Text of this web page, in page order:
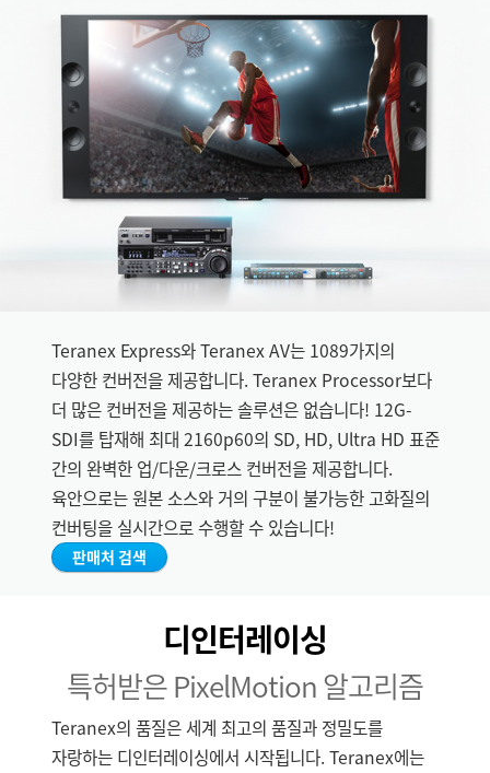
Denmark
Finland
France
Germany
Hong Kong SAR, China
Italy
Japan
Korea
Mexico
Malaysia
Norway
Poland
Teranex Express와 Teranex AV는 1089가지의
다양한 컨버전을 제공합니다. Teranex Processor보다
더 많은 컨버전을 제공하는 솔루션은 없습니다! 12G-
SDI를 탑재해 최대 2160p60의 SD, HD, Ultra HD 표준
간의 완벽한 업/다운/크로스 컨버전을 제공합니다.
육안으로는 원본 소스와 거의 구분이 불가능한 고화질의
컨버팅을 실시간으로 수행할 수 있습니다!
판매처 검색
디인터레이싱
특허받은 PixelMotion 알고리즘
Teranex의 품질은 세계 최고의 품질과 정밀도를
자랑하는 디인터레이싱에서 시작됩니다. Teranex에는